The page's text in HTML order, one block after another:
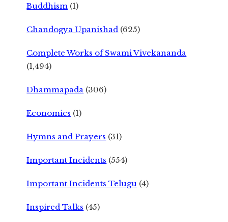
Buddhism (1)
Chandogya Upanishad (625)
Complete Works of Swami Vivekananda
(1,494)
Dhammapada (306)
Economics (1)
Hymns and Prayers (31)
Important Incidents (554)
Important Incidents Telugu (4)
Inspired Talks (45)